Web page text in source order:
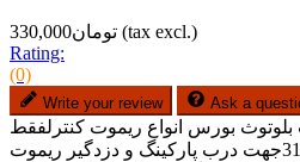
تومان330,000 (tax excl.)
Rating:
(0)
Write your review Ask a
بورس انواع ریموت کنترلفقط
همکارفرکانس 433فرکانس 315جهت درب پارکینگ و دزدگیر ریموت